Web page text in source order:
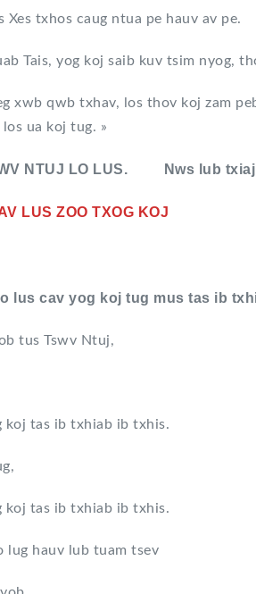
txhos caug ntua pe hauv av pe.
yog koj saib kuv tsim nyog,
xwb qwb txhav, los thov koj zam
ua koj tug. »
NTUJ LO LUS. Nws lub txiaj
LUS ZOO TXOG KOJ
lus cav yog koj tug mus tas ib
tus Tswv Ntuj,
koj tas ib txhiab ib txhis.
koj tas ib txhiab ib txhis.
lug hauv lub tuam tsev